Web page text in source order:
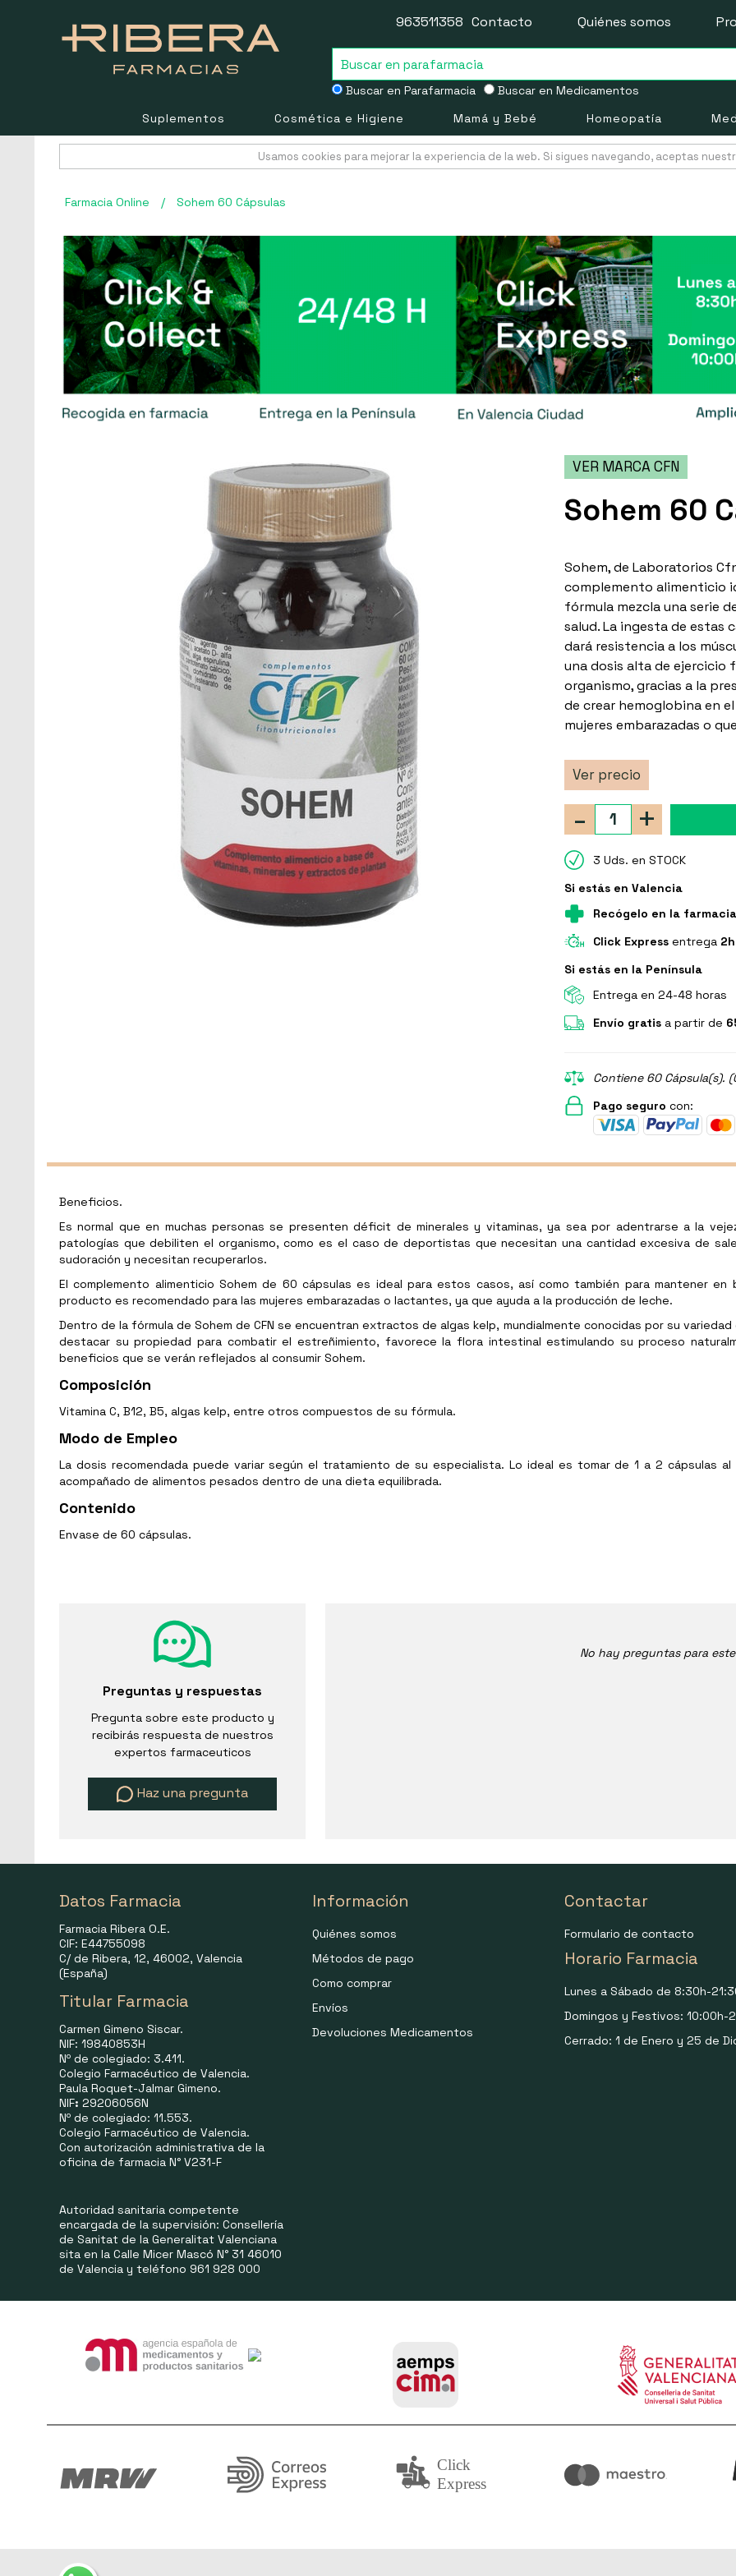
Buscar en Parafarmacia Buscar en Medicamentos
963511358 Contacto Quiénes somos
Suplementos Cosmética e Higiene Mamá y Bebé Homeopatía
Usamos cookies para mejorar la experiencia de la web. Si sigues navegando, aceptas
Farmacia Online / Sohem 60 Cápsulas
VER MARCA CFN
Sohem 60
Sohem, de Laboratorios
complemento alimenticio
fórmula mezcla una serie
salud. La ingesta de estas
dará resistencia a los
una dosis alta de ejercicio
organismo, gracias a la
de crear hemoglobina en
mujeres embarazadas o
Ver precio
+
-
3 Uds. en STOCK
Si estás en Valencia
Recógelo en la farmacia
Click Express entrega 2h
Si estás en la Península
Entrega en 24-48 horas
Envío gratis a partir de
Contiene 60 Cápsula(s).
Pago seguro con:
Beneficios.
Es normal que en muchas personas se presenten déficit de minerales y vitaminas, ya sea por adentrarse a la
patologías que debiliten el organismo, como es el caso de deportistas que necesitan una cantidad excesiva de
sudoración y necesitan recuperarlos.
El complemento alimenticio Sohem de 60 cápsulas es ideal para estos casos, así como también para mantener
producto es recomendado para las mujeres embarazadas o lactantes, ya que ayuda a la producción de leche.
Dentro de la fórmula de Sohem de CFN se encuentran extractos de algas kelp, mundialmente conocidas por su
destacar su propiedad para combatir el estreñimiento, favorece la flora intestinal estimulando su proceso
beneficios que se verán reflejados al consumir Sohem.
Composición
Vitamina C, B12, B5, algas kelp, entre otros compuestos de su fórmula.
Modo de Empleo
La dosis recomendada puede variar según el tratamiento de su especialista. Lo ideal es tomar de 1 a 2 cápsulas
acompañado de alimentos pesados dentro de una dieta equilibrada.
Contenido
Envase de 60 cápsulas.
Preguntas y respuestas
Pregunta sobre este producto y
recibirás respuesta de nuestros
expertos farmaceuticos
Haz una pregunta
No hay preguntas para
Datos Farmacia
Farmacia Ribera O.E.
CIF: E44755098
C/ de Ribera, 12, 46002, Valencia
(España)
Titular Farmacia
Carmen Gimeno Siscar.
NIF: 19840853H
Nº de colegiado: 3.411.
Colegio Farmacéutico de Valencia.
Paula Roquet-Jalmar Gimeno.
NIF: 29206056N
Nº de colegiado: 11.553.
Colegio Farmacéutico de Valencia.
Con autorización administrativa de la
oficina de farmacia N° V231-F
Autoridad sanitaria competente
encargada de la supervisión: Consellería
de Sanitat de la Generalitat Valenciana
sita en la Calle Micer Mascó N° 31 46010
de Valencia y teléfono 961 928 000
Información
Quiénes somos
Métodos de pago
Como comprar
Envíos
Devoluciones Medicamentos
Contactar
Formulario de contacto
Horario Farmacia
Lunes a Sábado de 8:30h-
Domingos y Festivos: 10:00h-
Cerrado: 1 de Enero y 25 de